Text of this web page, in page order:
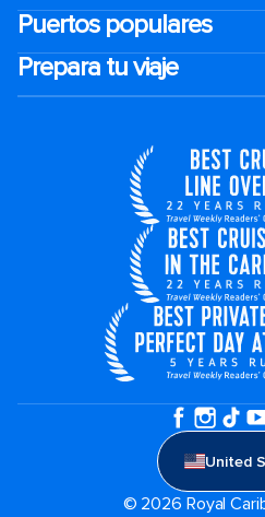
Puertos populares
Prepara tu viaje
United
© 2026 Royal